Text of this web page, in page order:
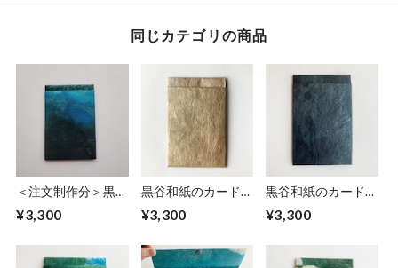
同じカテゴリの商品
＜注文制作分＞黒谷
ー【海色】No.３
¥3,300
黒谷和紙のカードホ
¥3,300
黒谷和紙のカードホ
¥3,300